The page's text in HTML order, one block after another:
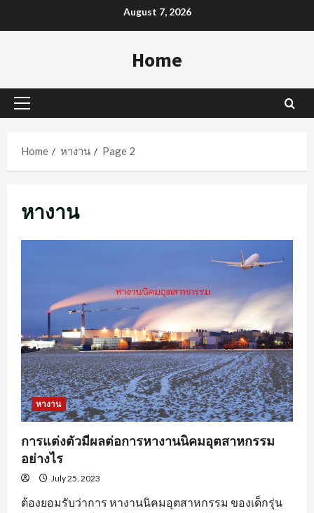
to
August 7, 2026
Home
Primary
Home
หางาน Page 2
หางาน
หางาน
การแต่งตัวมีผลต่อการหางานนิคมอุตสาหกรรม
อย่างไร
July 25, 2023
ต้องยอมรับว่าการ หางานนิคมอุตสาหกรรม ของเด็กรุ่น